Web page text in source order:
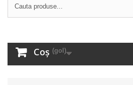
Coș (gol)